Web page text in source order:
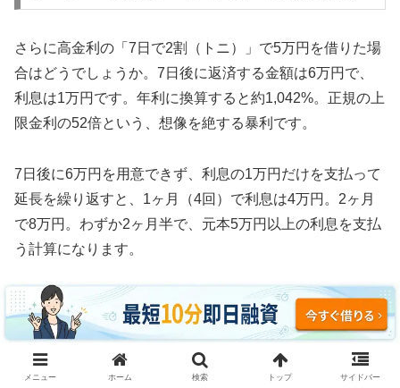
さらに高金利の「7日で2割（トニ）」で5万円を借りた場
合はどうでしょうか。7日後に返済する金額は6万円で、
利息は1万円です。年利に換算すると約1,042%。正規の上
限金利の52倍という、想像を絶する暴利です。
7日後に6万円を用意できず、利息の1万円だけを支払って
延長を繰り返すと、1ヶ月（4回）で利息は4万円。2ヶ月
で8万円。わずか2ヶ月半で、元本5万円以上の利息を支払
う計算になります。
3ヶ月続けた場合、利息の支払い総額は約12万円。元本5
万円の2.4倍の利息を取られ、それでも借金は減っていま
せん。これがソフト闇金の実態です。
メニュー ホーム 検索 トップ サイドバー